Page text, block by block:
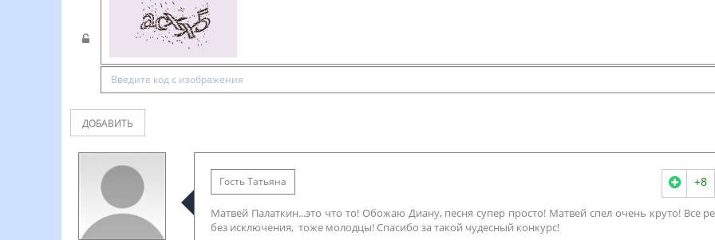
ДОБАВИТЬ
Гость Татьяна +8
Матвей Палаткин...это что то! Обожаю Диану, песня супер просто! Матвей спел очень круто! Все
без исключения, тоже молодцы! Спасибо за такой чудесный конкурс!